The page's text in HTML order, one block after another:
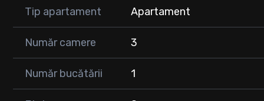
• Living cu bucătărie open-space luminos si generos,
• Două balcoane, perfecte pentru depozitare
Tip apartament Apartament
Număr camere 3
Număr bucătării 1